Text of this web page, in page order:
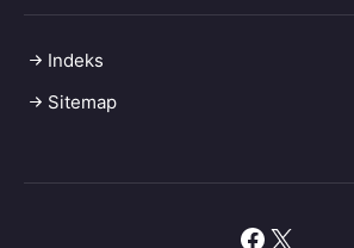
Indeks
Sitemap
Facebook
X